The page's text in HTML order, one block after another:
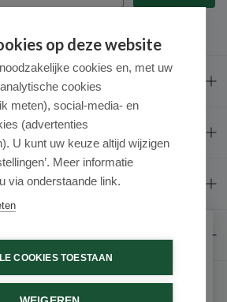
op deze website
cookies en, met uw
cookies
meten), social-media- en
(advertenties
U kunt uw keuze altijd wijzigen
Meer informatie
via onderstaande link.
COOKIES TOESTAAN
voor onze nieuwsbrief
de beste aanbiedingen en persoonlijk
advies